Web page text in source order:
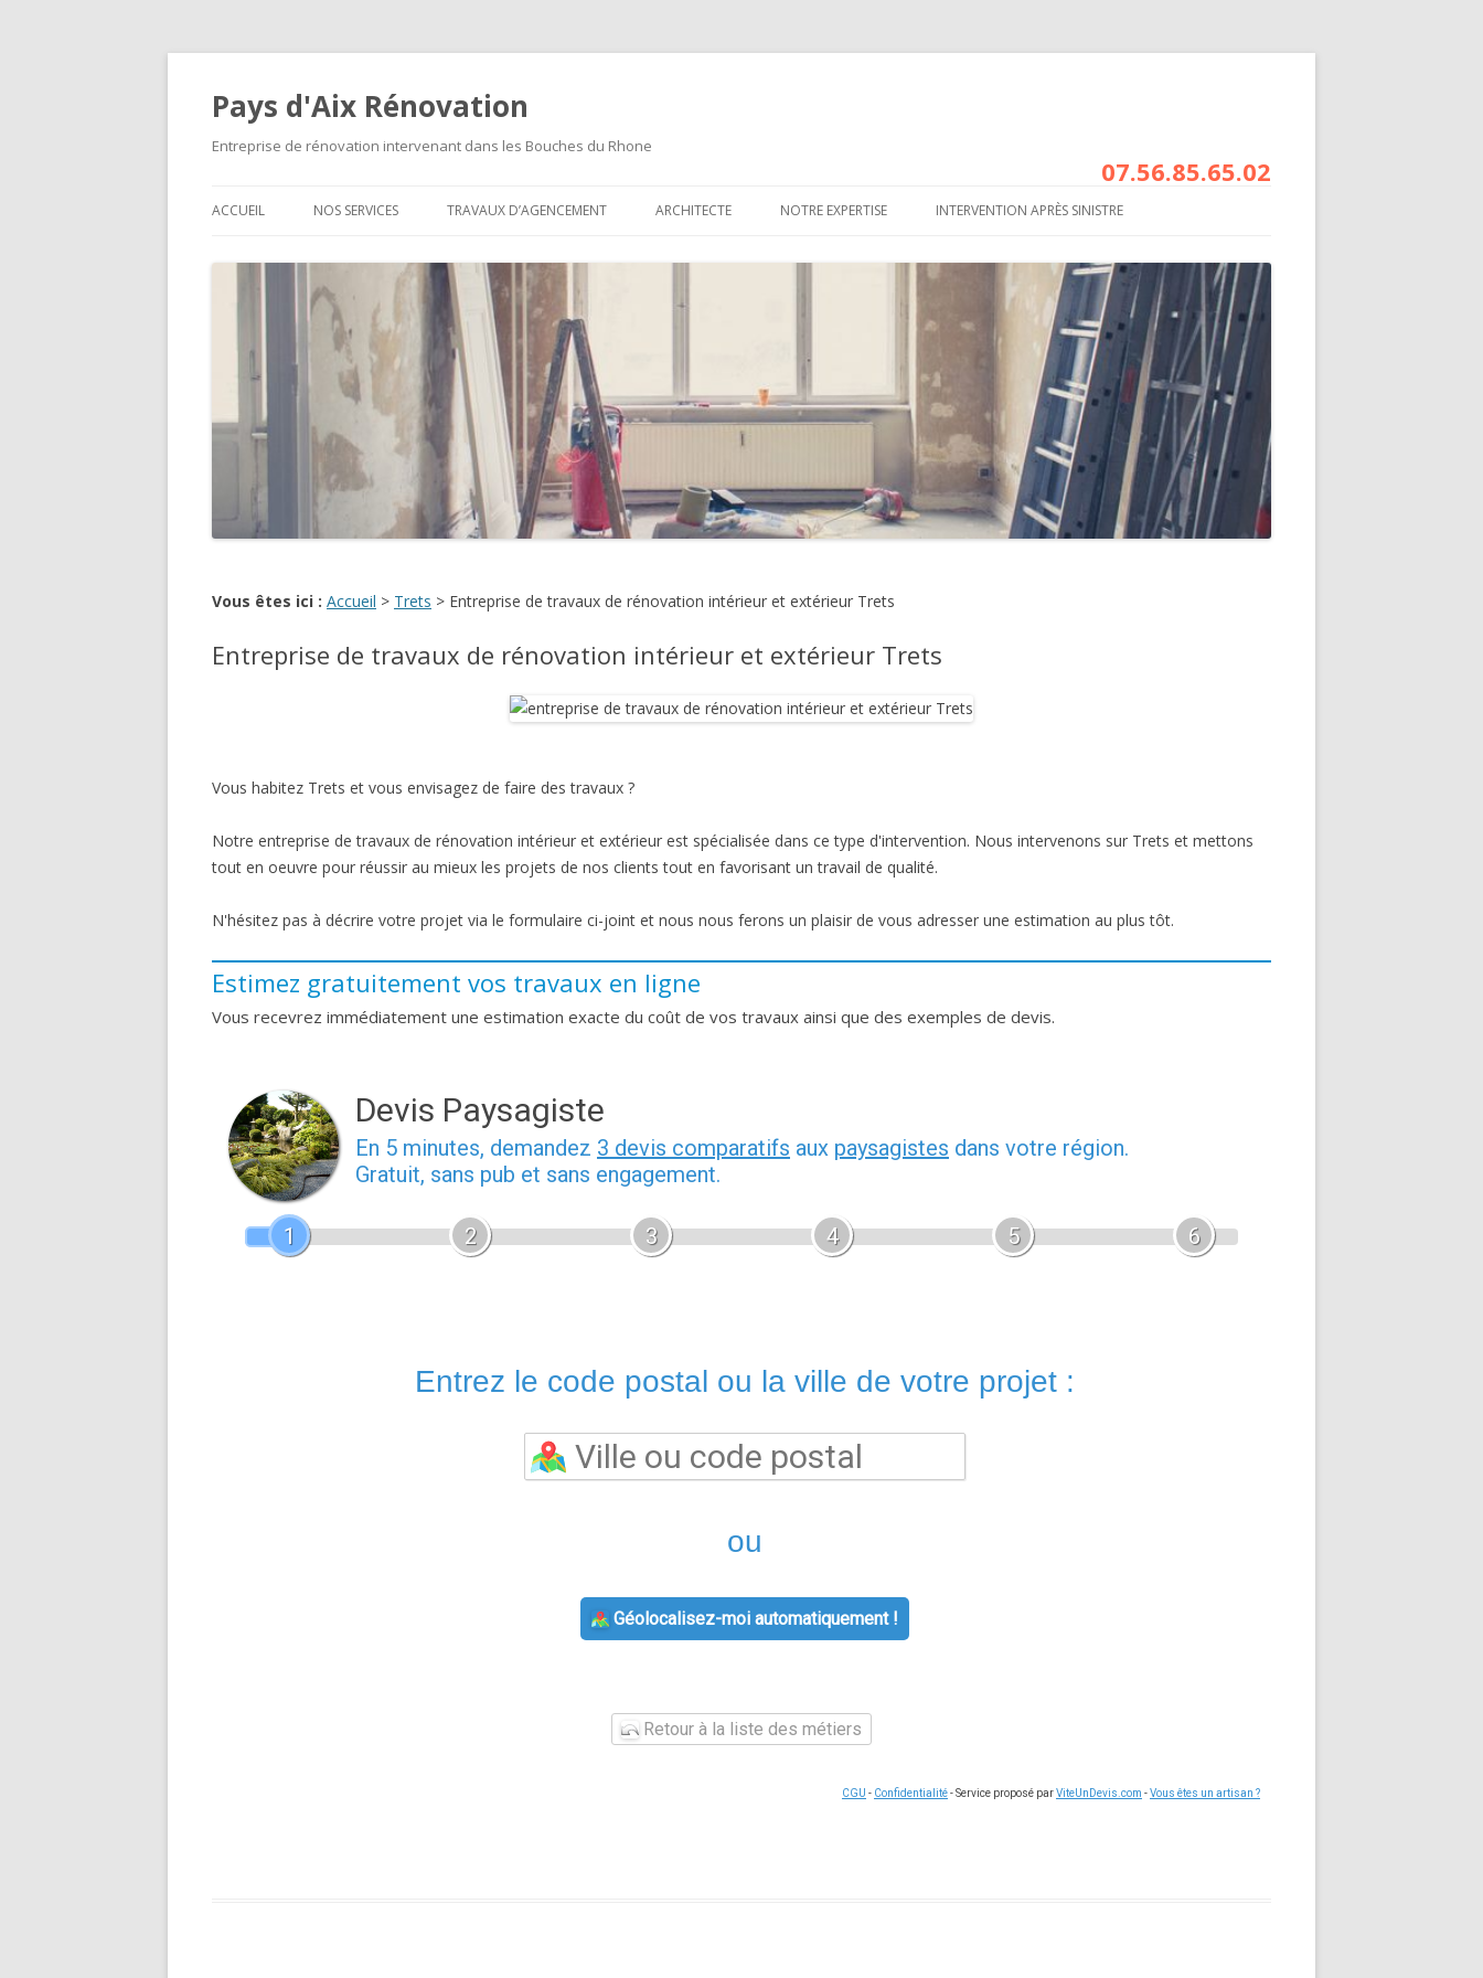
Pays d'Aix Rénovation
Entreprise de rénovation intervenant dans les Bouches du Rhone
07.56.85.65.02
ACCUEIL NOS SERVICES TRAVAUX D’AGENCEMENT ARCHITECTE NOTRE EXPERTISE INTERVENTION APRÈS SINISTRE
Vous êtes ici : Accueil > Trets > Entreprise de travaux de rénovation intérieur et extérieur Trets
Entreprise de travaux de rénovation intérieur et extérieur Trets
Vous habitez Trets et vous envisagez de faire des travaux ?
Notre entreprise de travaux de rénovation intérieur et extérieur est spécialisée dans ce type d'intervention. Nous intervenons sur Trets et mettons
tout en oeuvre pour réussir au mieux les projets de nos clients tout en favorisant un travail de qualité.
N'hésitez pas à décrire votre projet via le formulaire ci-joint et nous nous ferons un plaisir de vous adresser une estimation au plus tôt.
Estimez gratuitement vos travaux en ligne
Vous recevrez immédiatement une estimation exacte du coût de vos travaux ainsi que des exemples de devis.
Devis Paysagiste
En 5 minutes, demandez 3 devis comparatifs aux paysagistes dans votre région.
Gratuit, sans pub et sans engagement.
1 2 3 4 5 6
Entrez le code postal ou la ville de votre projet :
ou
Géolocalisez-moi automatiquement !
Retour à la liste des métiers
CGU - Confidentialité- Service proposé parViteUnDevis.com -Vous êtes un artisan ?